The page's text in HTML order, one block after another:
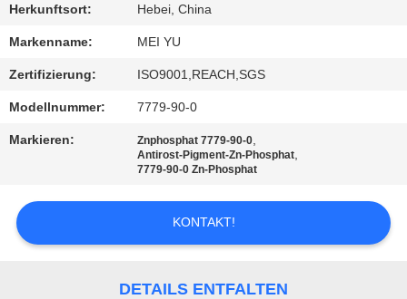
KONTAKT
MIT
UNS
BITTE
ANGEBOT
Herkunftsort: Hebei, China
Markenname: MEI YU
Zertifizierung: ISO9001,REACH,SGS
Modellnummer: 7779-90-0
Markieren: Znphosphat 7779-90-0,
Antirost-Pigment-Zn-Phosphat,
7779-90-0 Zn-Phosphat
KONTAKT!
DETAILS ENTFALTEN